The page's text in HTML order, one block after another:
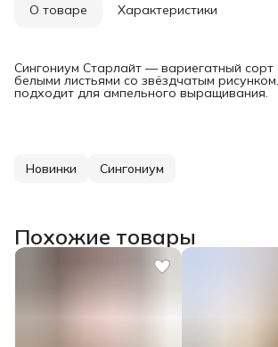
О товаре Характеристики
Сингониум Старлайт — вариегатный сорт
белыми листьями со звёздчатым
подходит для ампельного выращивания.
Новинки Сингониум
Похожие товары